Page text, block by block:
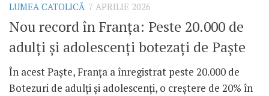
LUMEA CATOLICĂ 7 APRILIE 2026
Nou record în Franța: Peste 20.000 de
adulți și adolescenți botezați de Paște
În acest Paște, Franța a înregistrat peste 20.000 de
Botezuri de adulți și adolescenți, o creștere de 20% în